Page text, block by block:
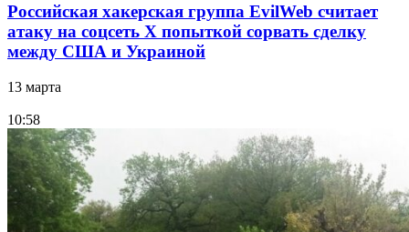
Российская хакерская группа EvilWeb считает
атаку на соцсеть Х попыткой сорвать сделку
между США и Украиной
13 марта
10:58